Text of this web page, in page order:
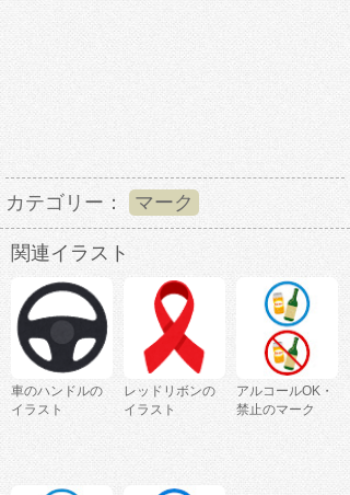
カテゴリー： マーク
関連イラスト
車のハンドルの
イラスト
レッドリボンの
イラスト
アルコールOK・
禁止のマーク